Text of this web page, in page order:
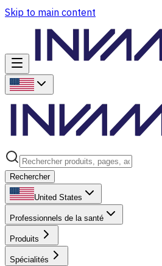
Skip to main content
Rechercher
United States
Professionnels de la santé
Produits
Spécialités